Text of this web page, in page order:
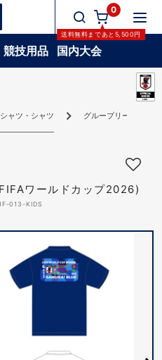
0
送料無料まであと 5,500円
競技用品 国内大会
ャツ・シャツ グループリーグTシャ
ワールドカップ2026)
013-KIDS